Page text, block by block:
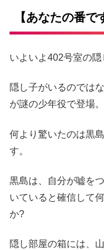
【あなたの番
いよいよ402号室の隠
隠し子がいるのでは
が謎の少年役で登場。
何より驚いたのは黒
す。
黒島は、自分が嘘を
いていると確信して
か?
隠し部屋の箱には、